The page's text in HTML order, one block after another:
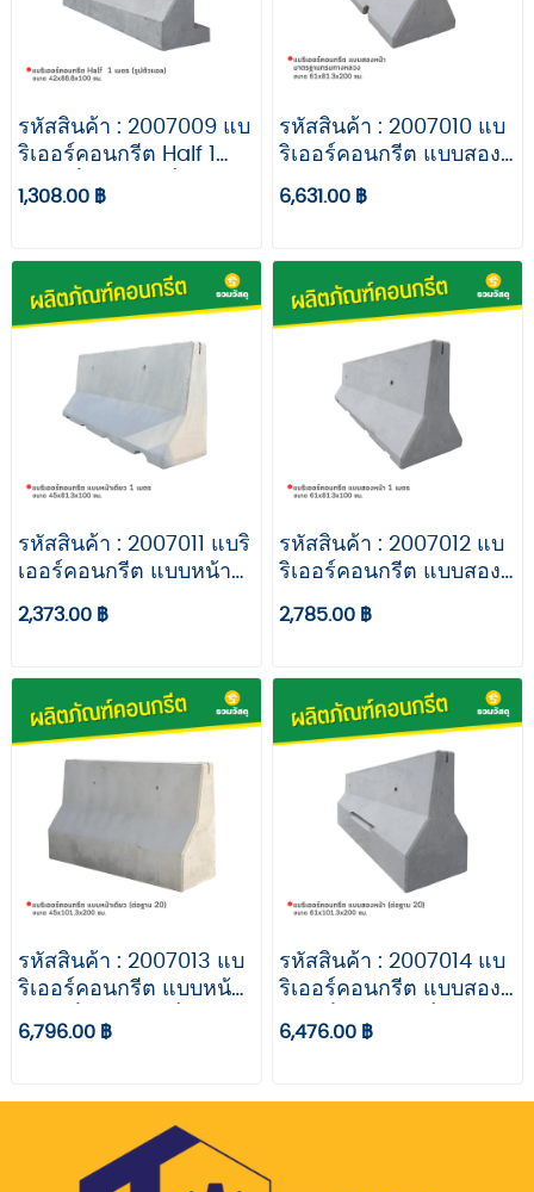
รหัสสินค้า : 2007009 แบ
ริเออร์คอนกรีต Half 1
42x88.8x100 ซม.
1,308.00 ฿
รหัสสินค้า : 2007010 แบ
ริเออร์คอนกรีต แบบสอง
ทางหลวง ขนาด
6,631.00 ฿
รหัสสินค้า : 2007011 แบริ
เออร์คอนกรีต แบบหน้า
45x81.3x100 ซม.
2,373.00 ฿
รหัสสินค้า : 2007012 แบ
ริเออร์คอนกรีต แบบสอง
61x81.3x100 ซม.
2,785.00 ฿
รหัสสินค้า : 2007013 แบ
ริเออร์คอนกรีต แบบหน้า
45x101.3x200 ซม.
6,796.00 ฿
รหัสสินค้า : 2007014 แบ
ริเออร์คอนกรีต แบบสอง
61x101.3x200 ซม.
6,476.00 ฿